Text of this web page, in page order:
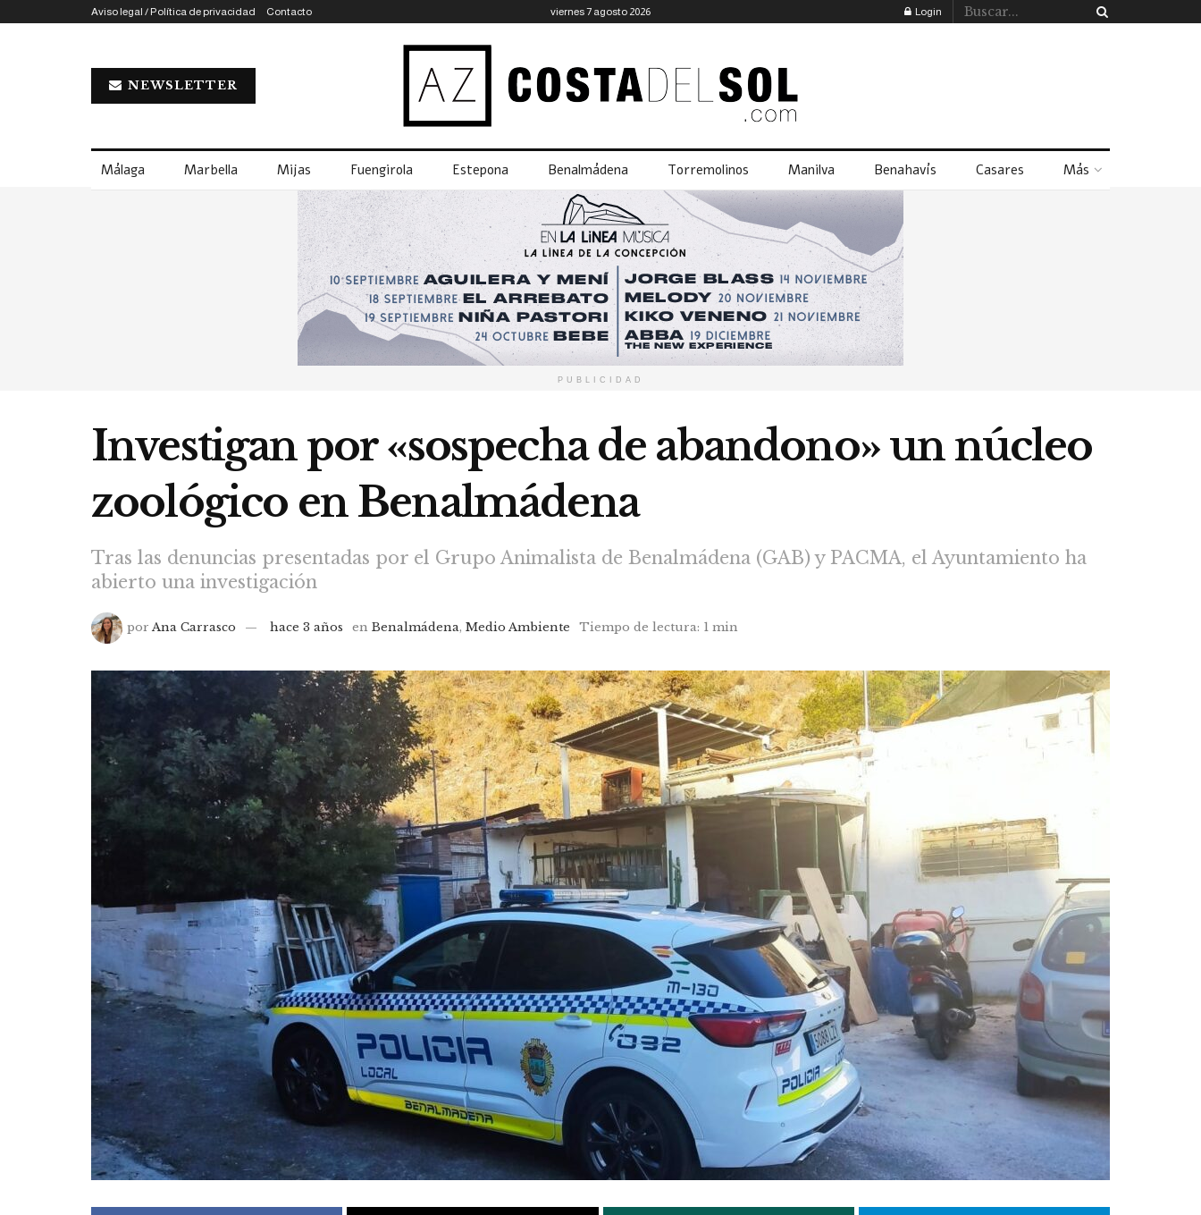
Aviso legal / Política de privacidad Contacto viernes 7 agosto 2026 Login
NEWSLETTER
Málaga Marbella Mijas Fuengirola Estepona Benalmádena Torremolinos Manilva Benahavís Casares Más
PUBLICIDAD
Investigan por «sospecha de abandono» un núcleo
zoológico en Benalmádena
Tras las denuncias presentadas por el Grupo Animalista de Benalmádena (GAB) y PACMA, el Ayuntamiento ha
abierto una investigación
por Ana Carrasco hace 3 años en Benalmádena,Medio Ambiente Tiempo de lectura: 1 min